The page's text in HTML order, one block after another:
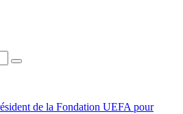
de la Fondation UEFA pour